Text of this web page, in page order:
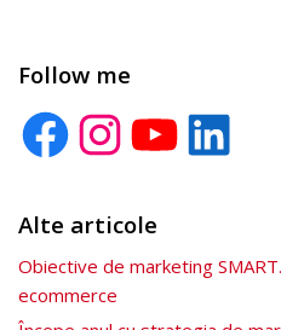
Follow me
Alte articole
Obiective de marketing
ecommerce